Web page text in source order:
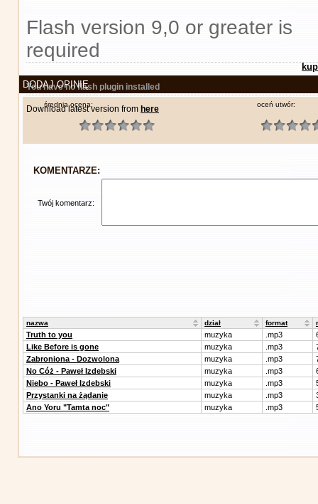
Flash version 9,0 or greater is
required
You have no flash plugin installed
Download latest version from here
DODAJ OPINIĘ
średnia ocena: oceń utwór:
KOMENTARZE:
Twój komentarz:
nazwa dział format
Truth to you muzyka .mp3
Like Before is gone
muzyka .mp3
Zabroniona - Dozwolona
muzyka .mp3
No Cóż - Paweł Izdebski
muzyka .mp3
Niebo - Paweł Izdebski
muzyka .mp3
Przystanki na żądanie
muzyka .mp3
Ano Yoru "Tamta noc"
muzyka .mp3